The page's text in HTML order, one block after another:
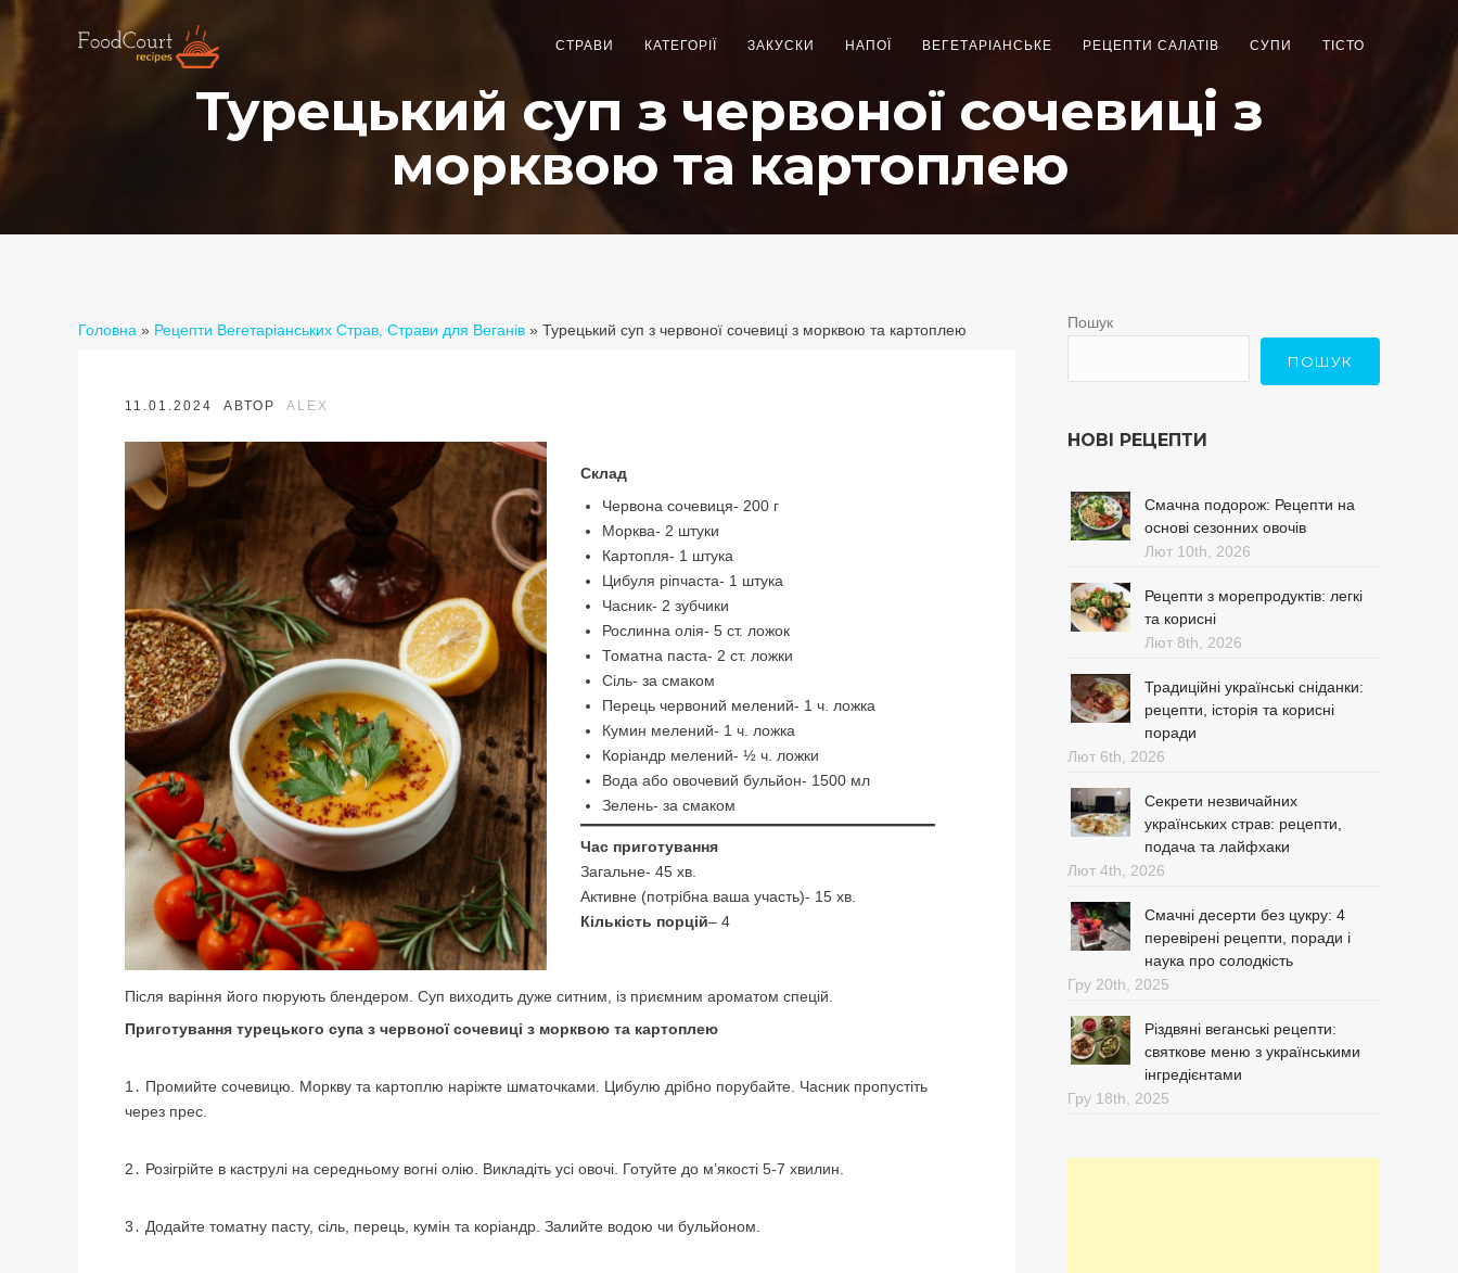
СТРАВИ КАТЕГОРІЇ ЗАКУСКИ НАПОЇ ВЕГЕТАРІАНСЬКЕ РЕЦЕПТИ САЛАТІВ СУПИ ТІСТО
Турецький суп з червоної сочевиці з
морквою та картоплею
Головна » Рецепти Вегетаріанських Страв, Страви для Веганів » Турецький суп з червоної сочевиці з морквою та картоплею
11.01.2024 АВТОР ALEX
Склад
Червона сочевиця- 200 г
Морква- 2 штуки
Картопля- 1 штука
Цибуля ріпчаста- 1 штука
Часник- 2 зубчики
Рослинна олія- 5 ст. ложок
Томатна паста- 2 ст. ложки
Сіль- за смаком
Перець червоний мелений- 1 ч. ложка
Кумин мелений- 1 ч. ложка
Коріандр мелений- ½ ч. ложки
Вода або овочевий бульйон- 1500 мл
Зелень- за смаком
Час приготування
Загальне- 45 хв.
Активне (потрібна ваша участь)- 15 хв.
Кількість порцій– 4
Після варіння його пюрують блендером. Суп виходить дуже ситним, із приємним ароматом спецій.
Приготування турецького супа з червоної сочевиці з морквою та картоплею
1․ Промийте сочевицю. Моркву та картоплю наріжте шматочками. Цибулю дрібно порубайте. Часник пропустіть
через прес.
2․ Розігрійте в каструлі на середньому вогні олію. Викладіть усі овочі. Готуйте до м’якості 5-7 хвилин.
3․ Додайте томатну пасту, сіль, перець, кумін та коріандр. Залийте водою чи бульйоном.
Пошук
ПОШУК
НОВІ РЕЦЕПТИ
Смачна подорож: Рецепти на
основі сезонних овочів
Лют 10th, 2026
Рецепти з морепродуктів: легкі
та корисні
Лют 8th, 2026
Традиційні українські сніданки:
рецепти, історія та корисні
поради
Лют 6th, 2026
Секрети незвичайних
українських страв: рецепти,
подача та лайфхаки
Лют 4th, 2026
Смачні десерти без цукру: 4
перевірені рецепти, поради і
наука про солодкість
Гру 20th, 2025
Різдвяні веганські рецепти:
святкове меню з українськими
інгредієнтами
Гру 18th, 2025